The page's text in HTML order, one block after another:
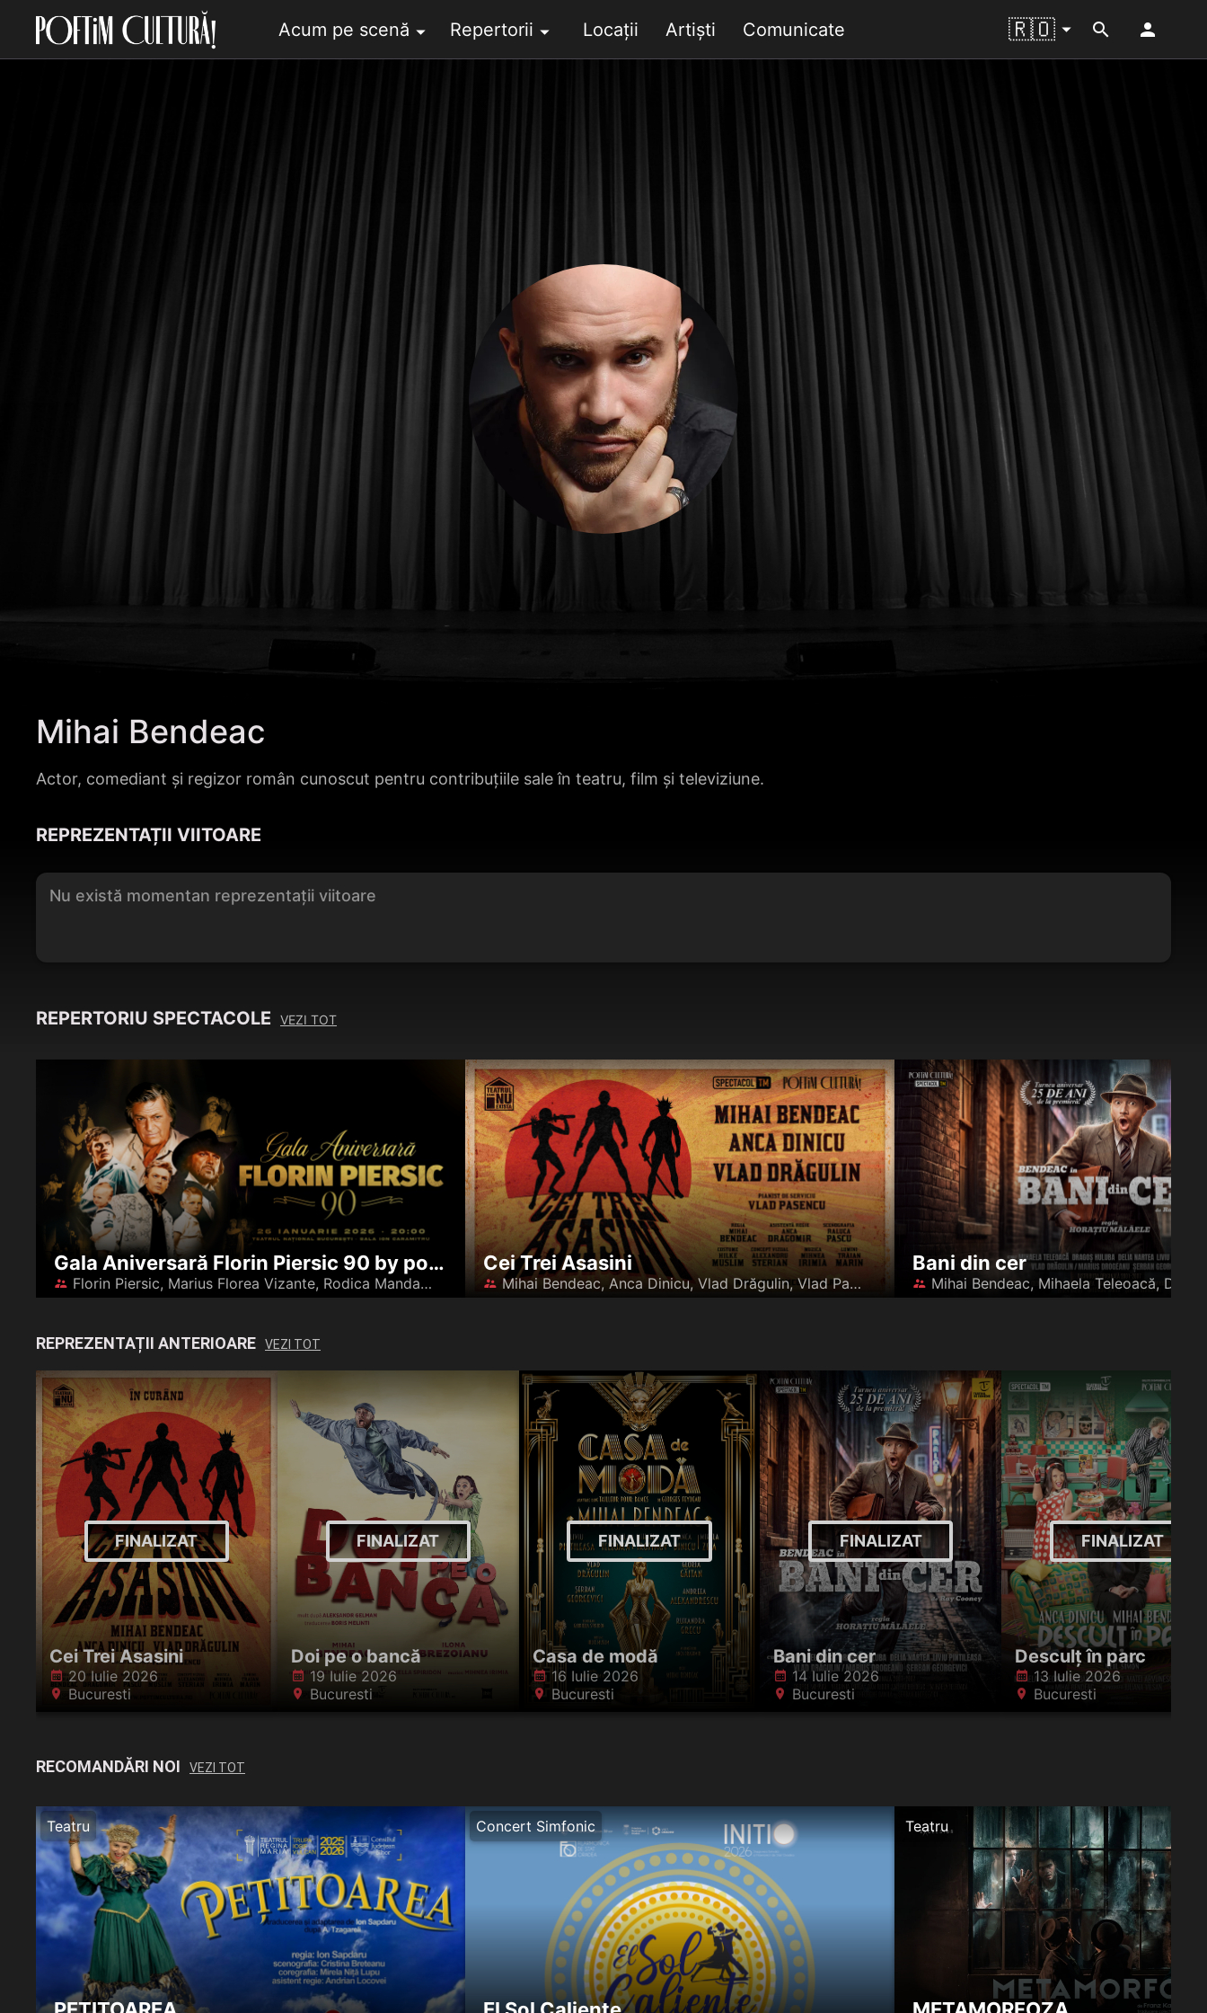
Acum pe scenă 󰍝 Repertorii 󰍝 Locații Artiști Comunicate 🇷🇴 󰍝 󰍉 󰀄
Mihai Bendeac
Actor, comediant și regizor român cunoscut pentru contribuțiile sale în teatru, film și televiziune.
REPREZENTAȚII VIITOARE
Nu există momentan reprezentații viitoare
REPERTORIU SPECTACOLE VEZI TOT
Gala Aniversară Florin Piersic 90 by poftimcultura.ro
󰪋 Florin Piersic, Marius Florea Vizante, Rodica Mandache, Olga Delia Mateescu, Medeea Marinescu, Carmen Maria Strujac, George Ivașcu, Mihai Bendeac, Invitați Surpriză
Cei Trei Asasini
󰪋 Mihai Bendeac, Anca Dinicu, Vlad Drăgulin, Vlad Pasencu
Bani din cer
󰪋
REPREZENTAȚII ANTERIOARE VEZI TOT
FINALIZAT
Cei Trei Asasini
󰸗 20 Iulie 2026
󰍎 Bucuresti
FINALIZAT
Doi pe o bancă
󰸗 19 Iulie 2026
󰍎 Bucuresti
FINALIZAT
Casa de modă
󰸗 16 Iulie 2026
󰍎 Bucuresti
FINALIZAT
Bani din cer
󰸗 14 Iulie 2026
󰍎 Bucuresti
FINALIZAT
Desculț în parc
󰸗 13 Iulie 2026
󰍎 Bucuresti
RECOMANDĂRI NOI VEZI TOT
Teatru Concert Simfonic Teatru